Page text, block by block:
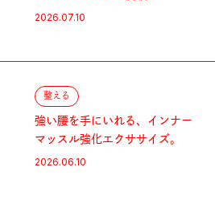
2026.07.10
整える
強い腰を手にいれる、インナー
マッスル強化エクササイズ。
2026.06.10